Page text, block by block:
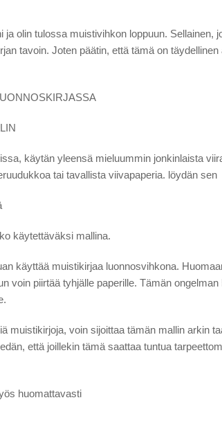
ja olin tulossa muistivihkon loppuun. Sellainen,
tavoin. Joten päätin, että tämä on
käytän yleensä mieluummin jonkinlaista
tai tavallista viivapaperia. löydän sen
käytettäväksi mallina.
käyttää muistikirjaa luonnosvihkona.
voin piirtää tyhjälle paperille. Tämän
muistikirjoja, voin sijoittaa tämän mallin arkin
että joillekin tämä saattaa tuntua
huomattavasti